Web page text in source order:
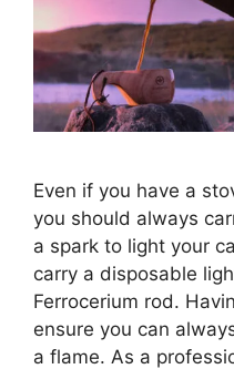
Even if you have a
you should always
a spark to light your
carry a disposable
Ferrocerium rod.
ensure you can
a flame. As a